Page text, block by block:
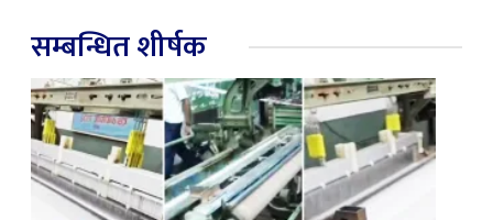
सम्बन्धित शीर्षक